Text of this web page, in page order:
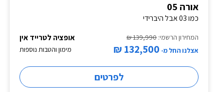
אורה 05
כמו 03 אבל היברידי
אופציה לטרייד אין
המחירון הרשמי: 139,990 ₪
מימון והטבות נוספות
אצלנו החל מ- 132,500 ₪
לפרטים